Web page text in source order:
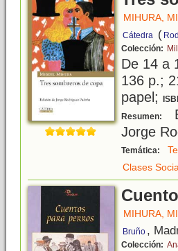
MIHURA,
Cátedra (
Colección:
De 14 a
136 p.;
papel;
Resumen:
Jorge
Temática:
Clases
MIHURA,
Bruño ,
Colección: